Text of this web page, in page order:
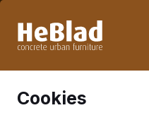
Woche 33 nicht. Bitte
Cookies